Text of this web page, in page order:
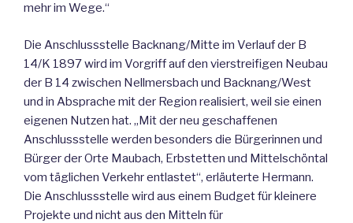
mehr im Wege.“
Die Anschlussstelle Backnang/Mitte im Verlauf der B
14/K 1897 wird im Vorgriff auf den vierstreifigen Neubau
der B 14 zwischen Nellmersbach und Backnang/West
und in Absprache mit der Region realisiert, weil sie einen
eigenen Nutzen hat. „Mit der neu geschaffenen
Anschlussstelle werden besonders die Bürgerinnen und
Bürger der Orte Maubach, Erbstetten und Mittelschöntal
vom täglichen Verkehr entlastet“, erläuterte Hermann.
Die Anschlussstelle wird aus einem Budget für kleinere
Projekte und nicht aus den Mitteln für